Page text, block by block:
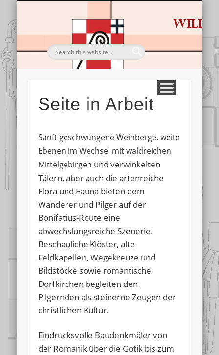
Seite in Arbeit
Sanft geschwungene Weinberge, weite
Ebenen im Wechsel mit waldreichen
Mittelgebirgen und verwinkelten
Tälern, aber auch die artenreiche
Flora und Fauna bieten dem
Wanderer und Pilger auf der
Bonifatius-Route eine
abwechslungsreiche Szenerie.
Beschauliche Klöster, alte
Feldkapellen, Wegekreuze und
Bildstöcke sowie romantische
Dorfkirchen begleiten den
Pilgernden als steinerne Zeugen der
christlichen Kultur.
Eindrucksvolle Baudenkmäler von
der Romanik über die Gotik bis zum